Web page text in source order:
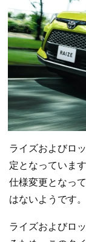
ライズおよびロ
定となっていま
仕様変更となっ
はないようです。
ライズおよびロ